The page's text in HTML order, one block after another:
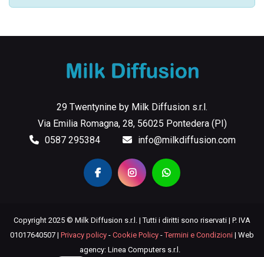
29 Twentynine by Milk Diffusion s.r.l.
Via Emilia Romagna, 28, 56025 Pontedera (PI)
0587 295384
info@milkdiffusion.com
Copyright 2025 © Milk Diffusion s.r.l. | Tutti i diritti sono riservati | P. IVA
01017640507 | Privacy policy - Cookie Policy -Termini e Condizioni | Web
agency: Linea Computers s.r.l.